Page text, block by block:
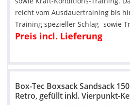
reicht vom Ausdauertraining bis
Training spezieller Schlag- sowie
Preis incl. Lieferung
Box-Tec Boxsack Sandsack
Retro, gefüllt inkl. Vierpunkt-